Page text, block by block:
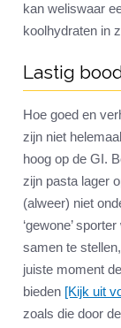
kan weliswaar
koolhydraten in
Lastig
Hoe goed en
zijn niet
hoog op de GI.
zijn pasta lager
(alweer) niet
‘gewone’
samen te
juiste moment
bieden [Kijk uit
zoals die door